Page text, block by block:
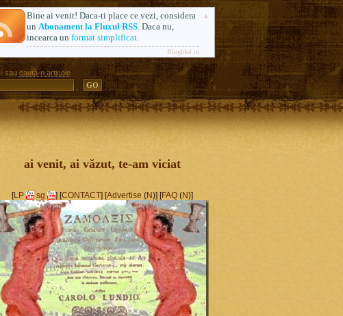
Formerly AlsoSprachZamolxis.com
sau caută-n articole
Bine ai venit! Daca-ti place ce vezi, considera
un Abonament la Fluxul RSS. Daca nu,
incearca un format simplificat.
BlogIdol.ro
ai venit, ai văzut, te-am viciat
[LP sg ] [CONTACT] [Advertise (N)] [FAQ (N)]